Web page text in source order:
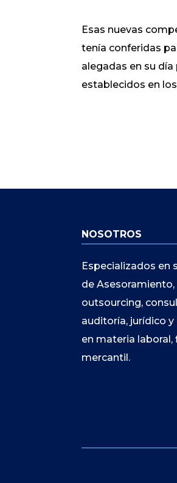
Esas nuevas
tenía conferidas
alegadas en su
establecidos en los
NOSOTROS
Especializados en
de Asesoramiento,
outsourcing,
auditoría, jurídico
en materia laboral,
mercantil.